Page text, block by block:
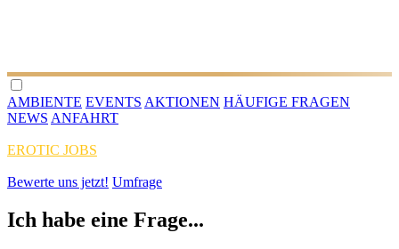
AMBIENTE EVENTS AKTIONEN HÄUFIGE FRAGEN
NEWS ANFAHRT
EROTIC JOBS
Bewerte uns jetzt! Umfrage
Ich habe eine Frage...